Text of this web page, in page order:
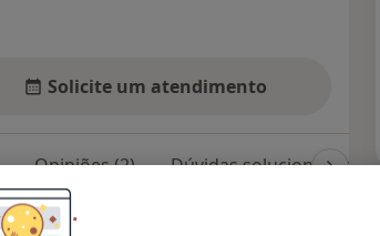
Solicite um atendimento
Opiniões (2) Dúvidas solucionadas (5)